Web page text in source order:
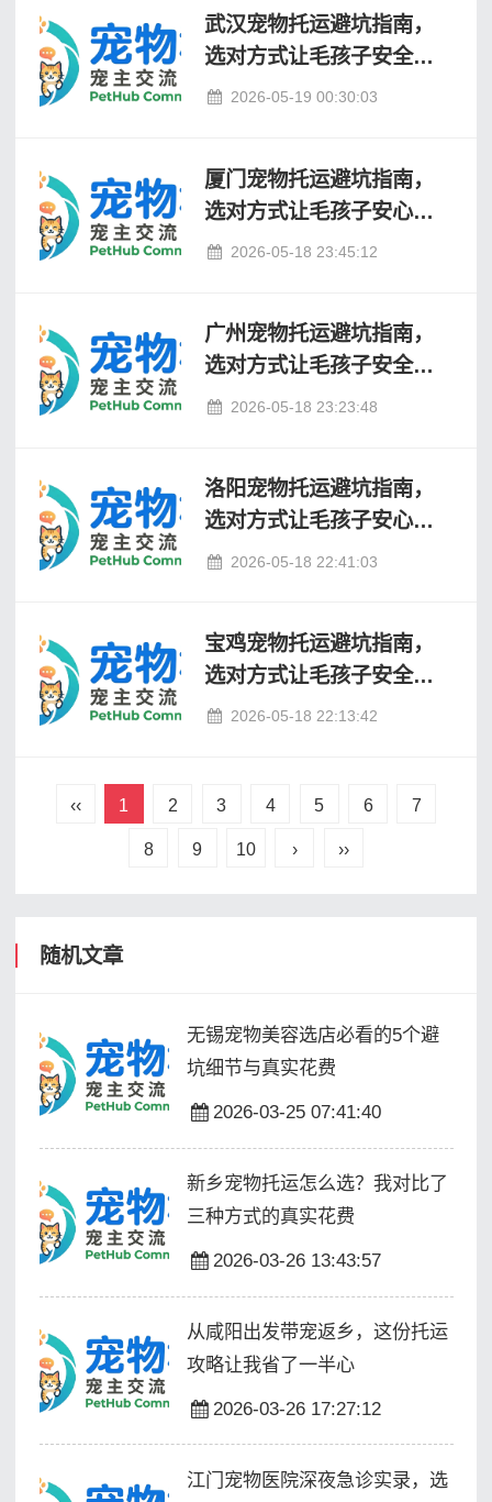
武汉宠物托运避坑指南，
选对方式让毛孩子安全到
家 2026-05-19 00:30:03
厦门宠物托运避坑指南，
选对方式让毛孩子安心回
家 2026-05-18 23:45:12
广州宠物托运避坑指南，
选对方式让毛孩子安全到
家 2026-05-18 23:23:48
洛阳宠物托运避坑指南，
选对方式让毛孩子安心回
家 2026-05-18 22:41:03
宝鸡宠物托运避坑指南，
选对方式让毛孩子安全到
家 2026-05-18 22:13:42
‹‹ 1 2 3 4 5 6 7
8 9 10 › ››
随机文章
无锡宠物美容选店必看的5个避
坑细节与真实花费
2026-03-25 07:41:40
新乡宠物托运怎么选？我对比了
三种方式的真实花费
2026-03-26 13:43:57
从咸阳出发带宠返乡，这份托运
攻略让我省了一半心
2026-03-26 17:27:12
江门宠物医院深夜急诊实录，选